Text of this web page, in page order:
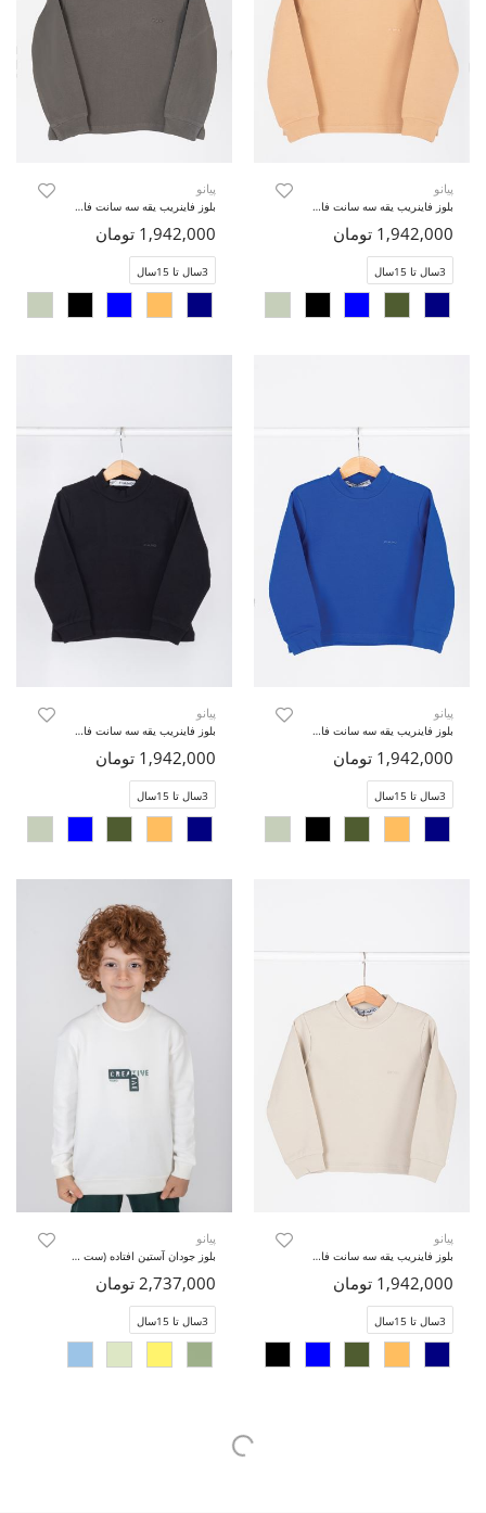
پیانو
بلوز فاینریب یقه سه سانت فاقد جنسیت
1,942,000 تومان
3سال تا 15سال
پیانو
بلوز فاینریب یقه سه سانت فاقد جنسیت
1,942,000 تومان
3سال تا 15سال
پیانو
بلوز فاینریب یقه سه سانت فاقد جنسیت
1,942,000 تومان
3سال تا 15سال
پیانو
بلوز فاینریب یقه سه سانت فاقد جنسیت
1,942,000 تومان
3سال تا 15سال
پیانو
بلوز فاینریب یقه سه سانت فاقد جنسیت
1,942,000 تومان
3سال تا 15سال
پیانو
بلوز جودان آستین افتاده (ست با کد 11418)
2,737,000 تومان
3سال تا 15سال